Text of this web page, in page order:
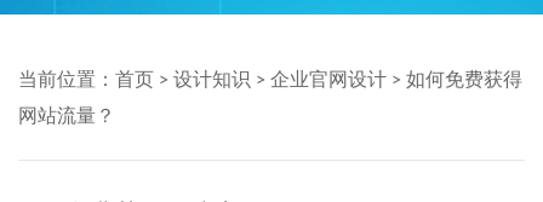
当前位置： 首页 > 设计知识 > 企业官网设计 > 如何免费获得
网站流量？